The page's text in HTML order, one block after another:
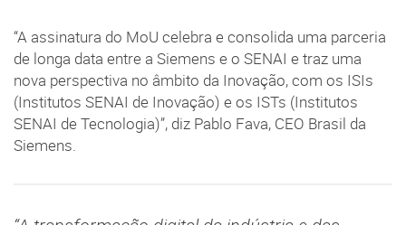
“A assinatura do MoU celebra e consolida uma parceria
de longa data entre a Siemens e o SENAI e traz uma
nova perspectiva no âmbito da Inovação, com os ISIs
(Institutos SENAI de Inovação) e os ISTs (Institutos
SENAI de Tecnologia)”, diz Pablo Fava, CEO Brasil da
Siemens.